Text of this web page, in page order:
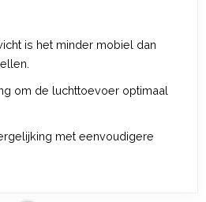
is het minder mobiel dan
om de luchttoevoer optimaal
met eenvoudigere